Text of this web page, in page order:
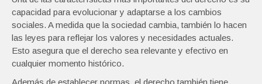
capacidad para evolucionar y adaptarse a los cambios
sociales. A medida que la sociedad cambia, también lo hacen
las leyes para reflejar los valores y necesidades actuales.
Esto asegura que el derecho sea relevante y efectivo en
cualquier momento histórico.
Además de establecer normas, el derecho también tiene